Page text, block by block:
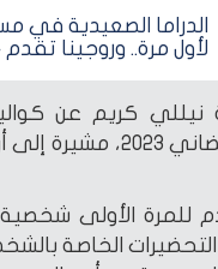
لأول مرة.. وروجينا
نيللي كريم عن
تخوض به السباق
للمرة الأولى
الخاصة